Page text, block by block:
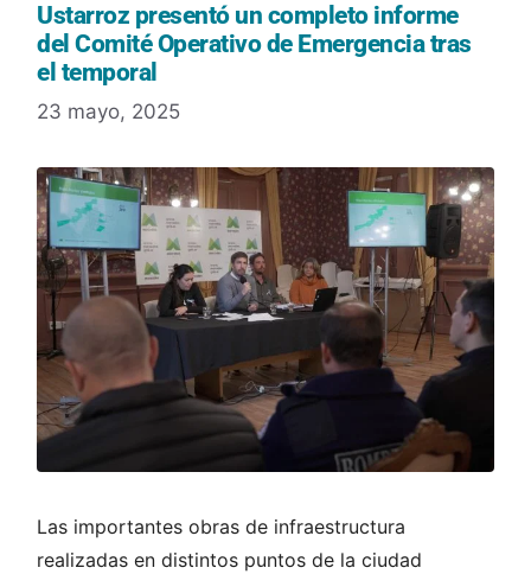
Ustarroz presentó un completo informe
del Comité Operativo de Emergencia tras
el temporal
23 mayo, 2025
Las importantes obras de infraestructura
realizadas en distintos puntos de la ciudad